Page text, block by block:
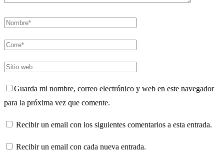
Guarda mi nombre, correo electrónico y web en este navegador
para la próxima vez que comente.
Recibir un email con los siguientes comentarios a esta entrada.
Recibir un email con cada nueva entrada.